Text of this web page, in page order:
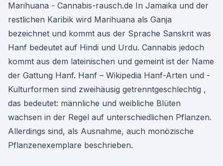
Marihuana - Cannabis-rausch.de In Jamaika und der
restlichen Karibik wird Marihuana als Ganja
bezeichnet und kommt aus der Sprache Sanskrit was
Hanf bedeutet auf Hindi und Urdu. Cannabis jedoch
kommt aus dem lateinischen und gemeint ist der Name
der Gattung Hanf. Hanf – Wikipedia Hanf-Arten und -
Kulturformen sind zweihäusig getrenntgeschlechtig ,
das bedeutet: männliche und weibliche Blüten
wachsen in der Regel auf unterschiedlichen Pflanzen.
Allerdings sind, als Ausnahme, auch monözische
Pflanzenexemplare beschrieben.